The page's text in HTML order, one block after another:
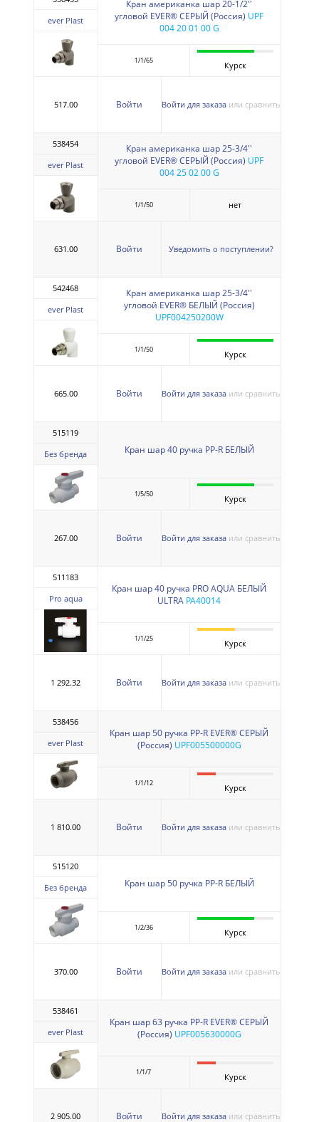
ever Plast
Кран американка шар 20-1/2''
угловой EVER® СЕРЫЙ (Россия) UPF
004 20 01 00 G
1/1/65 Курск
517.00 Войти Войти для заказа или сравнить
538454
ever Plast
Кран американка шар 25-3/4''
угловой EVER® СЕРЫЙ (Россия) UPF
004 25 02 00 G
1/1/50 нет
631.00 Войти Уведомить о поступлении?
542468
ever Plast
Кран американка шар 25-3/4''
угловой EVER® БЕЛЫЙ (Россия)
UPF004250200W
1/1/50 Курск
665.00 Войти Войти для заказа или сравнить
515119
Без бренда Кран шар 40 ручка PP-R БЕЛЫЙ
1/5/50 Курск
267.00 Войти Войти для заказа или сравнить
511183
Pro aqua
Кран шар 40 ручка PRO AQUA БЕЛЫЙ
ULTRA PA40014
1/1/25 Курск
1 292.32 Войти Войти для заказа или сравнить
538456
ever Plast
Кран шар 50 ручка PP-R EVER® СЕРЫЙ
(Россия) UPF005500000G
1/1/12 Курск
1 810.00 Войти Войти для заказа или сравнить
515120
Без бренда Кран шар 50 ручка PP-R БЕЛЫЙ
1/2/36 Курск
370.00 Войти Войти для заказа или сравнить
538461
ever Plast
Кран шар 63 ручка PP-R EVER® СЕРЫЙ
(Россия) UPF005630000G
1/1/7 Курск
2 905.00 Войти Войти для заказа или сравнить